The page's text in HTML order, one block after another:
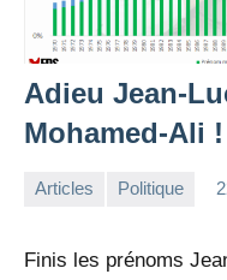
Adieu Jean-
Mohamed-Ali !
Articles Politique
Finis les prénoms